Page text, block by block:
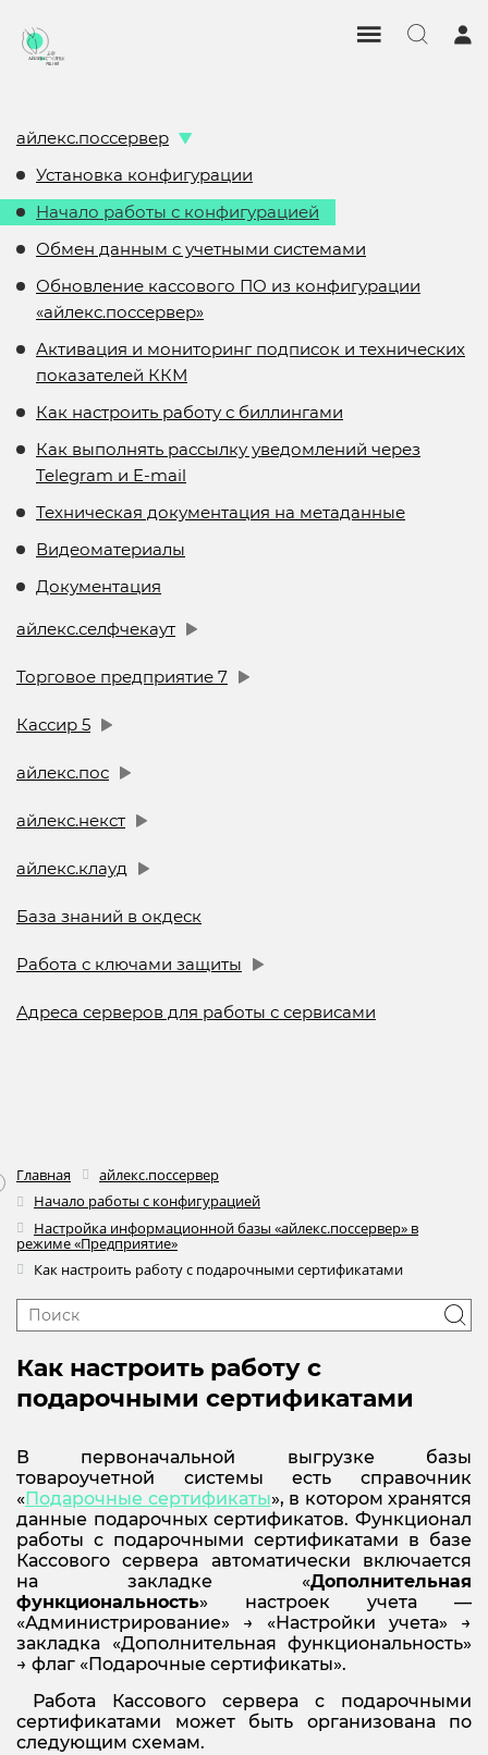
айлекс.поссервер
Установка конфигурации
Начало работы с конфигурацией
Обмен данным с учетными системами
Обновление кассового ПО из конфигурации
«айлекс.поссервер»
Активация и мониторинг подписок и технических
показателей ККМ
Как настроить работу с биллингами
Как выполнять рассылку уведомлений через
Telegram и E-mail
Техническая документация на метаданные
Видеоматериалы
Документация
айлекс.селфчекаут
Торговое предприятие 7
Кассир 5
айлекс.пос
айлекс.некст
айлекс.клауд
База знаний в окдеск
Работа с ключами защиты
Адреса серверов для работы с сервисами
Главная
айлекс.поссервер
Начало работы с конфигурацией
Настройка информационной базы «айлекс.поссервер» в
режиме «Предприятие»
Как настроить работу с подарочными сертификатами
Как настроить работу с
подарочными сертификатами
В первоначальной выгрузке базы
товароучетной системы есть справочник
«Подарочные сертификаты», в котором хранятся
данные подарочных сертификатов. Функционал
работы с подарочными сертификатами в базе
Кассового сервера автоматически включается
на закладке «Дополнительная
функциональность» настроек учета —
«Администрирование» → «Настройки учета» →
закладка «Дополнительная функциональность»
→ флаг «Подарочные сертификаты».
Работа Кассового сервера с подарочными
сертификатами может быть организована по
следующим схемам.